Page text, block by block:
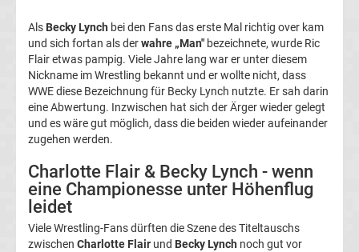
News
DAZN
Programm
&
Infos
Als Becky Lynch bei den Fans das erste Mal richtig over kam
und sich fortan als derwahre „Man" bezeichnete, wurde Ric
Flair etwas pampig. Viele Jahre lang war er unter diesem
Nickname im Wrestling bekannt und er wollte nicht, dass
WWE diese Bezeichnung für Becky Lynch nutzte. Er sah darin
eine Abwertung. Inzwischen hat sich der Ärger wieder gelegt
und es wäre gut möglich, dass die beiden wieder aufeinander
zugehen werden.
Charlotte Flair & Becky Lynch - wenn
eine Championesse unter Höhenflug
leidet
Viele Wrestling-Fans dürften die Szene des Titeltauschs
zwischen Charlotte Flair und Becky Lynch noch gut vor